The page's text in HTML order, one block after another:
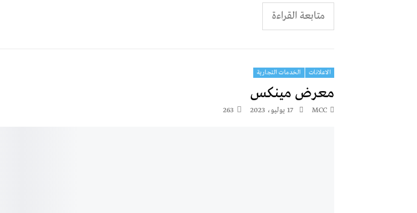
متابعة القراءة
الاعلانات الخدمات التجارية
معرض مينكس
MCC 17 يوليو، 2023 263